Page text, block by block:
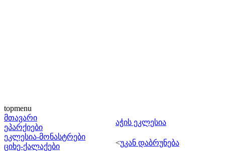
topmenu
მთავარი
ეპარქიები
ეკლესია-მონასტრები
ციხე-ქალაქები
აჭის ეკლესია
<უკან დაბრუნება